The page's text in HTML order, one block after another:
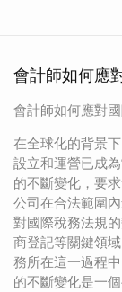
會計師如何應
會計師如何應對
在全球化的背景
設立和運營已成
的不斷變化，要
公司在合法範圍
對國際稅務法規
商登記等關鍵領
務所在這一過程
的不斷變化是一